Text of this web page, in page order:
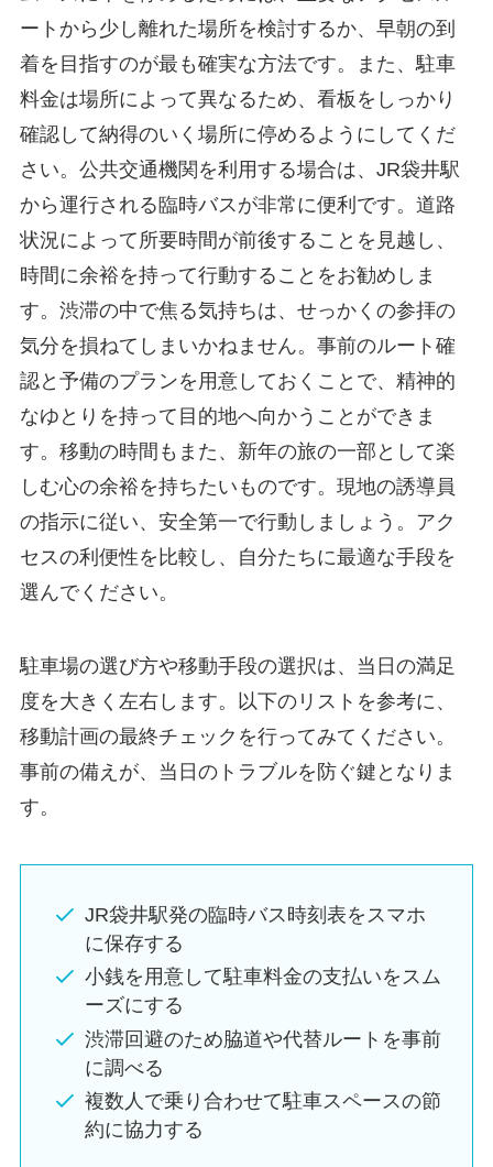
ートから少し離れた場所を検討するか、早朝の到
着を目指すのが最も確実な方法です。また、駐車
料金は場所によって異なるため、看板をしっかり
確認して納得のいく場所に停めるようにしてくだ
さい。公共交通機関を利用する場合は、JR袋井駅
から運行される臨時バスが非常に便利です。道路
状況によって所要時間が前後することを見越し、
時間に余裕を持って行動することをお勧めしま
す。渋滞の中で焦る気持ちは、せっかくの参拝の
気分を損ねてしまいかねません。事前のルート確
認と予備のプランを用意しておくことで、精神的
なゆとりを持って目的地へ向かうことができま
す。移動の時間もまた、新年の旅の一部として楽
しむ心の余裕を持ちたいものです。現地の誘導員
の指示に従い、安全第一で行動しましょう。アク
セスの利便性を比較し、自分たちに最適な手段を
選んでください。
駐車場の選び方や移動手段の選択は、当日の満足
度を大きく左右します。以下のリストを参考に、
移動計画の最終チェックを行ってみてください。
事前の備えが、当日のトラブルを防ぐ鍵となりま
す。
JR袋井駅発の臨時バス時刻表をスマホ
に保存する
小銭を用意して駐車料金の支払いをスム
ーズにする
渋滞回避のため脇道や代替ルートを事前
に調べる
複数人で乗り合わせて駐車スペースの節
約に協力する